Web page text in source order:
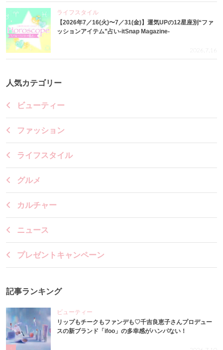
ライフスタイル
【2026年7／16(火)〜7／31(金)】運気UPの12星座別“ファ
ッションアイテム”占い-itSnap Magazine-
2026.7.16
人気カテゴリー
ビューティー
ファッション
ライフスタイル
グルメ
カルチャー
ニュース
プレゼントキャンペーン
記事ランキング
ビューティー
リップもチークもファンデも♡千吉良恵子さんプロデュー
スの新ブランド「ifoo」の多幸感がハンパない！